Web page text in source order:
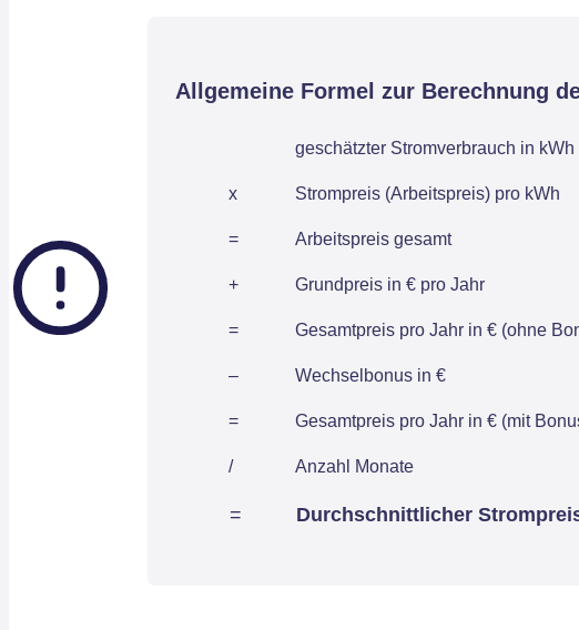
Allgemeine Formel zur Berechnung
geschätzter Stromverbrauch in kWh
x Strompreis (Arbeitspreis) pro kWh
= Arbeitspreis gesamt
+ Grundpreis in € pro Jahr
= Gesamtpreis pro Jahr in € (ohne
– Wechselbonus in €
= Gesamtpreis pro Jahr in € (mit
/ Anzahl Monate
= Durchschnittlicher